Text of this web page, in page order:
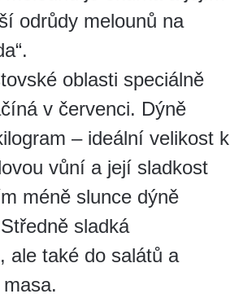
odrůdy melounů na
oblasti speciálně
v červenci. Dýně
– ideální velikost k
vůní a její sladkost
méně slunce dýně
sladká
ale také do salátů a